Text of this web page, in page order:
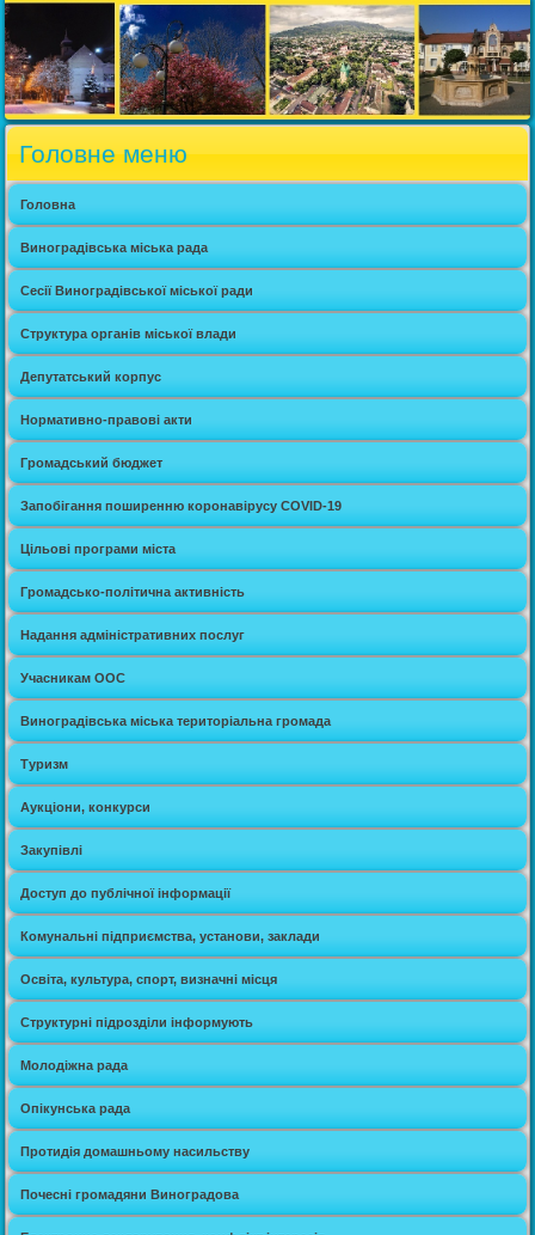
Головне меню
Головна
Виноградівська міська рада
Сесії Виноградівської міської ради
Структура органів міської влади
Депутатський корпус
Нормативно-правові акти
Громадський бюджет
Запобігання поширенню коронавірусу COVID-19
Цільові програми міста
Громадсько-політична активність
Надання адміністративних послуг
Учасникам ООС
Виноградівська міська територіальна громада
Туризм
Аукціони, конкурси
Закупівлі
Доступ до публічної інформації
Комунальні підприємства, установи, заклади
Освіта, культура, спорт, визначні місця
Структурні підрозділи інформують
Молодіжна рада
Опікунська рада
Протидія домашньому насильству
Почесні громадяни Виноградова